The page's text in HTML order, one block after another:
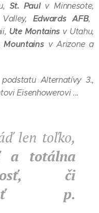
St. Paul v Minnesote,
Edwards AFB,
Ute Montains v Utahu,
Mountainsv Arizone a
Alternatívy 3.,
Eisenhowerovi ...
len toľko,
a totálna
či
p.